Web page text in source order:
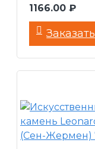
1166.00 ₽
Заказать